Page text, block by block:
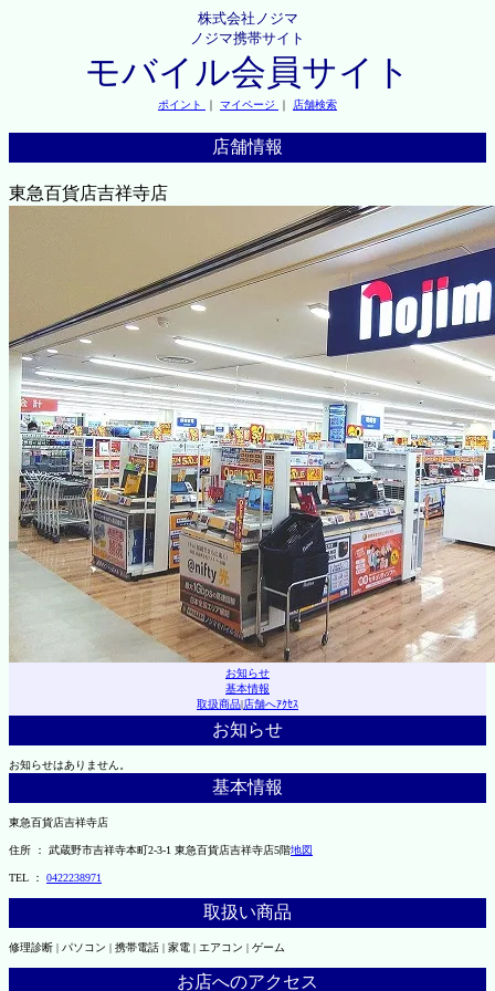
株式会社ノジマ
ノジマ携帯サイト
モバイル会員サイト
ポイント ｜ マイページ ｜ 店舗検索
店舗情報
東急百貨店吉祥寺店
お知らせ
基本情報
取扱商品|店舗へｱｸｾｽ
お知らせ
お知らせはありません。
基本情報
東急百貨店吉祥寺店
住所 ： 武蔵野市吉祥寺本町2-3-1 東急百貨店吉祥寺店5階地図
TEL ： 0422238971
取扱い商品
修理診断 | パソコン | 携帯電話 | 家電 | エアコン | ゲーム
お店へのアクセス